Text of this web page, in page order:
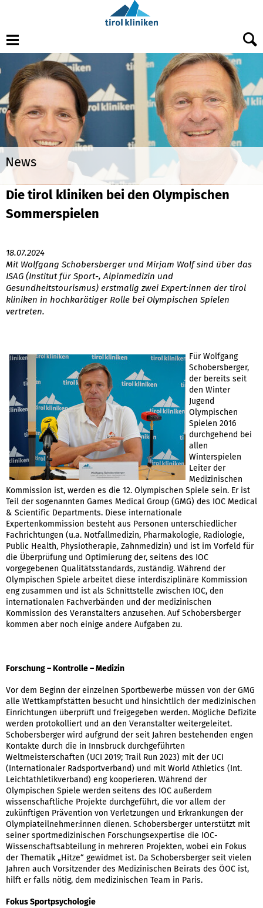
News
Die tirol kliniken bei den Olympischen
Sommerspielen
18.07.2024
Mit Wolfgang Schobersberger und Mirjam Wolf sind über das
ISAG (Institut für Sport-, Alpinmedizin und
Gesundheitstourismus) erstmalig zwei Expert:innen der tirol
kliniken in hochkarätiger Rolle bei Olympischen Spielen
vertreten.
Für Wolfgang
Schobersberger,
der bereits seit
den Winter
Jugend
Olympischen
Spielen 2016
durchgehend bei
allen
Winterspielen
Leiter der
Medizinischen
Kommission ist, werden es die 12. Olympischen Spiele sein. Er ist
Teil der sogenannten Games Medical Group (GMG) des IOC Medical
& Scientific Departments. Diese internationale
Expertenkommission besteht aus Personen unterschiedlicher
Fachrichtungen (u.a. Notfallmedizin, Pharmakologie, Radiologie,
Public Health, Physiotherapie, Zahnmedizin) und ist im Vorfeld für
die Überprüfung und Optimierung der, seitens des IOC
vorgegebenen Qualitätsstandards, zuständig. Während der
Olympischen Spiele arbeitet diese interdisziplinäre Kommission
eng zusammen und ist als Schnittstelle zwischen IOC, den
internationalen Fachverbänden und der medizinischen
Kommission des Veranstalters anzusehen. Auf Schobersberger
kommen aber noch einige andere Aufgaben zu.
Forschung – Kontrolle – Medizin
Vor dem Beginn der einzelnen Sportbewerbe müssen von der GMG
alle Wettkampfstätten besucht und hinsichtlich der medizinischen
Einrichtungen überprüft und freigegeben werden. Mögliche Defizite
werden protokolliert und an den Veranstalter weitergeleitet.
Schobersberger wird aufgrund der seit Jahren bestehenden engen
Kontakte durch die in Innsbruck durchgeführten
Weltmeisterschaften (UCI 2019; Trail Run 2023) mit der UCI
(Internationaler Radsportverband) und mit World Athletics (Int.
Leichtathletikverband) eng kooperieren. Während der
Olympischen Spiele werden seitens des IOC außerdem
wissenschaftliche Projekte durchgeführt, die vor allem der
zukünftigen Prävention von Verletzungen und Erkrankungen der
Olympiateilnehmer:innen dienen. Schobersberger unterstützt mit
seiner sportmedizinischen Forschungsexpertise die IOC-
Wissenschaftsabteilung in mehreren Projekten, wobei ein Fokus
der Thematik „Hitze“ gewidmet ist. Da Schobersberger seit vielen
Jahren auch Vorsitzender des Medizinischen Beirats des ÖOC ist,
hilft er falls nötig, dem medizinischen Team in Paris.
Fokus Sportpsychologie